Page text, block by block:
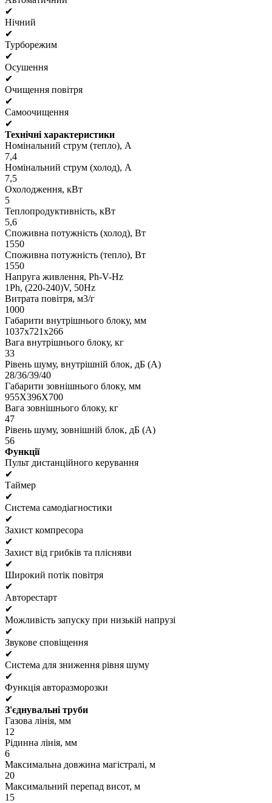
✔
Нічний
✔
Турборежим
✔
Осушення
✔
Очищення повітря
✔
Самоочищення
✔
Технічні характеристики
Номінальний струм (тепло), А
7,4
Номінальний струм (холод), А
7,5
Охолодження, кВт
5
Теплопродуктивність, кВт
5,6
Споживна потужність (холод), Вт
1550
Споживна потужність (тепло), Вт
1550
Напруга живлення, Ph-V-Hz
1Ph, (220-240)V, 50Hz
Витрата повітря, м3/г
1000
Габарити внутрішнього блоку, мм
1037x721x266
Вага внутрішнього блоку, кг
33
Рівень шуму, внутрішній блок, дБ (А)
28/36/39/40
Габарити зовнішнього блоку, мм
955X396X700
Вага зовнішнього блоку, кг
47
Рівень шуму, зовнішній блок, дБ (А)
56
Функції
Пульт дистанційного керування
✔
Таймер
✔
Система самодіагностики
✔
Захист компресора
✔
Захист від грибків та плісняви
✔
Широкий потік повітря
✔
Авторестарт
✔
Можливість запуску при низькій напрузі
✔
Звукове сповіщення
✔
Система для зниження рівня шуму
✔
Функція авторазморозки
✔
З'єднувальні труби
Газова лінія, мм
12
Рідинна лінія, мм
6
Максимальна довжина магістралі, м
20
Максимальний перепад висот, м
15